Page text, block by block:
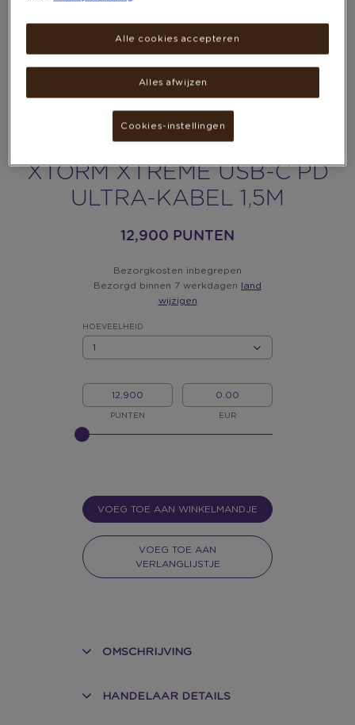
XTORM XTREME USB-C PD
ULTRA-KABEL 1,5M
12,900 PUNTEN
Bezorgkosten inbegrepen
Bezorgd binnen 7 werkdagen land
wijzigen
HOEVEELHEID
MIJN
PUNTEN
PUNTEN
MIJN
EUR
GELIEVE
INPUT
VOEG TOE AAN WINKELMANDJE
VOEG TOE AAN
VERLANGLIJSTJE
OMSCHRIJVING
HANDELAAR DETAILS
Alles afwijzen
Alle cookies accepteren
Cookies-instellingen